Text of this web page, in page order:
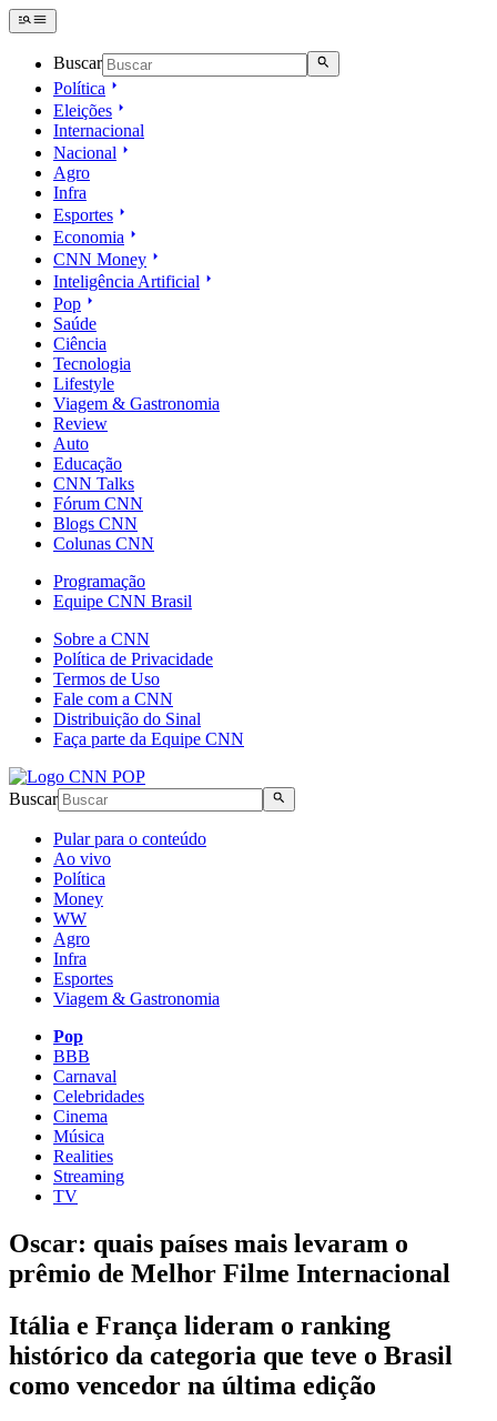
Buscar
Política
Eleições
Internacional
Nacional
Agro
Infra
Esportes
Economia
CNN Money
Inteligência Artificial
Pop
Saúde
Ciência
Tecnologia
Lifestyle
Viagem & Gastronomia
Review
Auto
Educação
CNN Talks
Fórum CNN
Blogs CNN
Colunas CNN
Programação
Equipe CNN Brasil
Sobre a CNN
Política de Privacidade
Termos de Uso
Fale com a CNN
Distribuição do Sinal
Faça parte da Equipe CNN
Buscar
Pular para o conteúdo
Ao vivo
Política
Money
WW
Agro
Infra
Esportes
Viagem & Gastronomia
Pop
BBB
Carnaval
Celebridades
Cinema
Música
Realities
Streaming
TV
Oscar: quais países mais levaram o
prêmio de Melhor Filme Internacional
Itália e França lideram o ranking
histórico da categoria que teve o Brasil
como vencedor na última edição